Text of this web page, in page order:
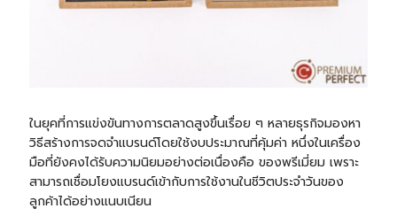
ในยุคที่การแข่งขันทางการตลาดสูงขึ้นเรื่อย ๆ หลายธุรกิจมองหา
วิธีสร้างการจดจำแบรนด์โดยใช้งบประมาณที่คุ้มค่า หนึ่งในเครื่อง
มือที่ยังคงได้รับความนิยมอย่างต่อเนื่องคือ ของพรีเมี่ยม เพราะ
สามารถเชื่อมโยงแบรนด์เข้ากับการใช้งานในชีวิตประจำวันของ
ลูกค้าได้อย่างแนบเนียน